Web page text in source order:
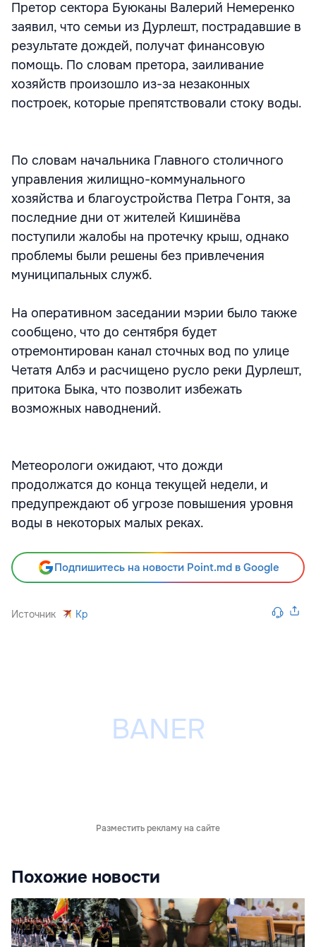
Претор сектора Буюканы Валерий Немеренко
заявил, что семьи из Дурлешт, пострадавшие в
результате дождей, получат финансовую
помощь. По словам претора, заиливание
хозяйств произошло из-за незаконных
построек, которые препятствовали стоку воды.
По словам начальника Главного столичного
управления жилищно-коммунального
хозяйства и благоустройства Петра Гонтя, за
последние дни от жителей Кишинёва
поступили жалобы на протечку крыш, однако
проблемы были решены без привлечения
муниципальных служб.
На оперативном заседании мэрии было также
сообщено, что до сентября будет
отремонтирован канал сточных вод по улице
Четатя Албэ и расчищено русло реки Дурлешт,
притока Быка, что позволит избежать
возможных наводнений.
Метеорологи ожидают, что дожди
продолжатся до конца текущей недели, и
предупреждают об угрозе повышения уровня
воды в некоторых малых реках.
Подпишитесь на новости Point.md в Google
Источник Kp
Разместить рекламу на сайте
Похожие новости